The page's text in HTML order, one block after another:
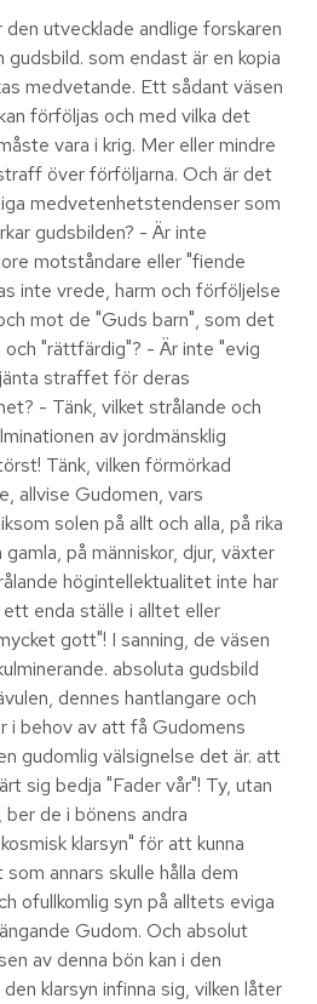
utvecklade andlige forskaren
gudsbild. som endast är en kopia
medvetande. Ett sådant väsen
förföljas och med vilka det
vara i krig. Mer eller mindre
över förföljarna. Och är det
medvetenhetstendenser som
gudsbilden? - Är inte
motståndare eller "fiende
inte vrede, harm och förföljelse
mot de "Guds barn", som det
"rättfärdig"? - Är inte "evig
straffet för deras
- Tänk, vilket strålande och
av jordmänsklig
Tänk, vilken förmörkad
allvise Gudomen, vars
solen på allt och alla, på rika
på människor, djur, växter
högintellektualitet inte har
ett enda ställe i alltet eller
gott"! I sanning, de väsen
absoluta gudsbild
dennes hantlangare och
i behov av att få Gudomens
gudomlig välsignelse det är. att
sig bedja "Fader vår"! Ty, utan
de i bönens andra
klarsyn" för att kunna
annars skulle hålla dem
ofullkomlig syn på alltets eviga
Gudom. Och absolut
av denna bön kan i den
klarsyn infinna sig, vilken låter